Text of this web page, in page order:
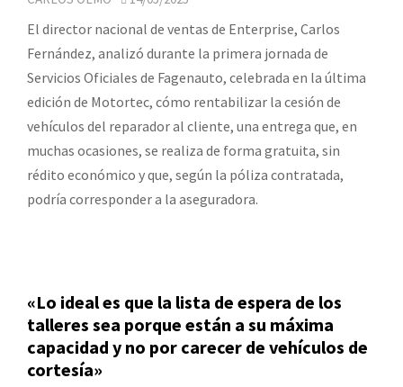
El director nacional de ventas de Enterprise, Carlos
Fernández, analizó durante la primera jornada de
Servicios Oficiales de Fagenauto, celebrada en la última
edición de Motortec, cómo rentabilizar la cesión de
vehículos del reparador al cliente, una entrega que, en
muchas ocasiones, se realiza de forma gratuita, sin
rédito económico y que, según la póliza contratada,
podría corresponder a la aseguradora.
«Lo ideal es que la lista de espera de los
talleres sea porque están a su máxima
capacidad y no por carecer de vehículos de
cortesía»